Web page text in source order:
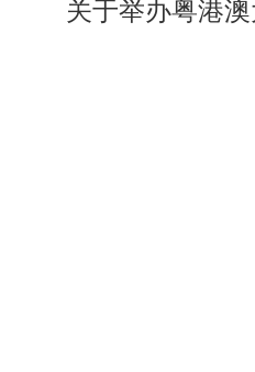
关于举办粤港